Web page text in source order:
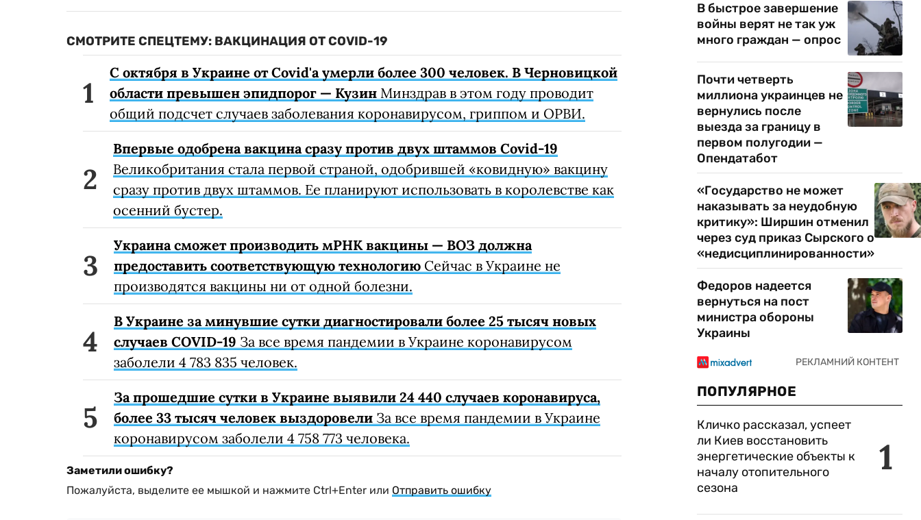
СМОТРИТЕ СПЕЦТЕМУ: ВАКЦИНАЦИЯ ОТ COVID-19
С октября в Украине от Covid'а умерли более 300 человек. В Черновицкой
области превышен эпидпорог — Кузин Минздрав в этом году проводит
общий подсчет случаев заболевания коронавирусом, гриппом и ОРВИ.
Впервые одобрена вакцина сразу против двух штаммов Covid-19
Великобритания стала первой страной, одобрившей «ковидную» вакцину
сразу против двух штаммов. Ее планируют использовать в королевстве как
осенний бустер.
Украина сможет производить мРНК вакцины — ВОЗ должна
предоставить соответствующую технологию Сейчас в Украине не
производятся вакцины ни от одной болезни.
В Украине за минувшие сутки диагностировали более 25 тысяч новых
случаев COVID-19 За все время пандемии в Украине коронавирусом
заболели 4 783 835 человек.
За прошедшие сутки в Украине выявили 24 440 случаев коронавируса,
более 33 тысяч человек выздоровели За все время пандемии в Украине
коронавирусом заболели 4 758 773 человека.
Заметили ошибку?
Пожалуйста, выделите ее мышкой и нажмите Ctrl+Enter или Отправить ошибку
В быстрое завершение
войны верят не так уж
много граждан — опрос
Почти четверть
миллиона украинцев не
вернулись после
выезда за границу в
первом полугодии —
Опендатабот
«Государство не может
наказывать за неудобную
критику»: Ширшин отменил
через суд приказ Сырского о
«недисциплинированности»
Федоров надеется
вернуться на пост
министра обороны
Украины
ПОПУЛЯРНОЕ
1
Кличко рассказал, успеет
ли Киев восстановить
энергетические объекты к
началу отопительного
сезона